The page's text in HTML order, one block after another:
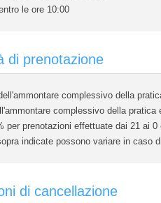
le ore 10:00
di prenotazione
complessivo della
complessivo della pratica
per prenotazioni effettuate dai 21 ai
indicate possono variare in caso
di cancellazione